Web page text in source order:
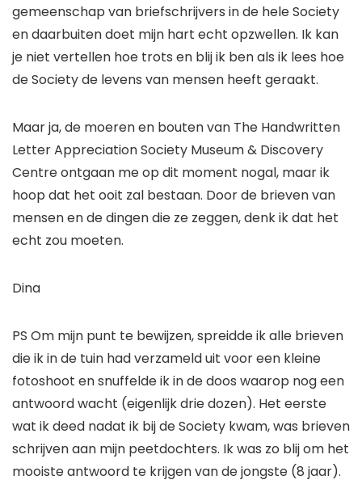
gemeenschap van briefschrijvers in de hele Society
en daarbuiten doet mijn hart echt opzwellen. Ik kan
je niet vertellen hoe trots en blij ik ben als ik lees hoe
de Society de levens van mensen heeft geraakt.
Maar ja, de moeren en bouten van The Handwritten
Letter Appreciation Society Museum & Discovery
Centre ontgaan me op dit moment nogal, maar ik
hoop dat het ooit zal bestaan. Door de brieven van
mensen en de dingen die ze zeggen, denk ik dat het
echt zou moeten.
Dina
PS Om mijn punt te bewijzen, spreidde ik alle brieven
die ik in de tuin had verzameld uit voor een kleine
fotoshoot en snuffelde ik in de doos waarop nog een
antwoord wacht (eigenlijk drie dozen). Het eerste
wat ik deed nadat ik bij de Society kwam, was brieven
schrijven aan mijn peetdochters. Ik was zo blij om het
mooiste antwoord te krijgen van de jongste (8 jaar).